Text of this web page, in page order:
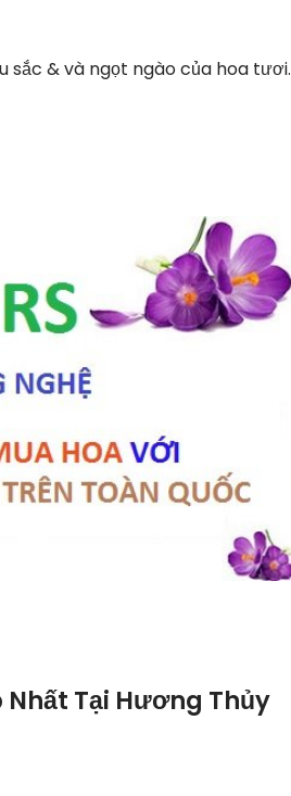
sắc & và ngọt ngào của hoa tươi.
Tại Hương Thủy